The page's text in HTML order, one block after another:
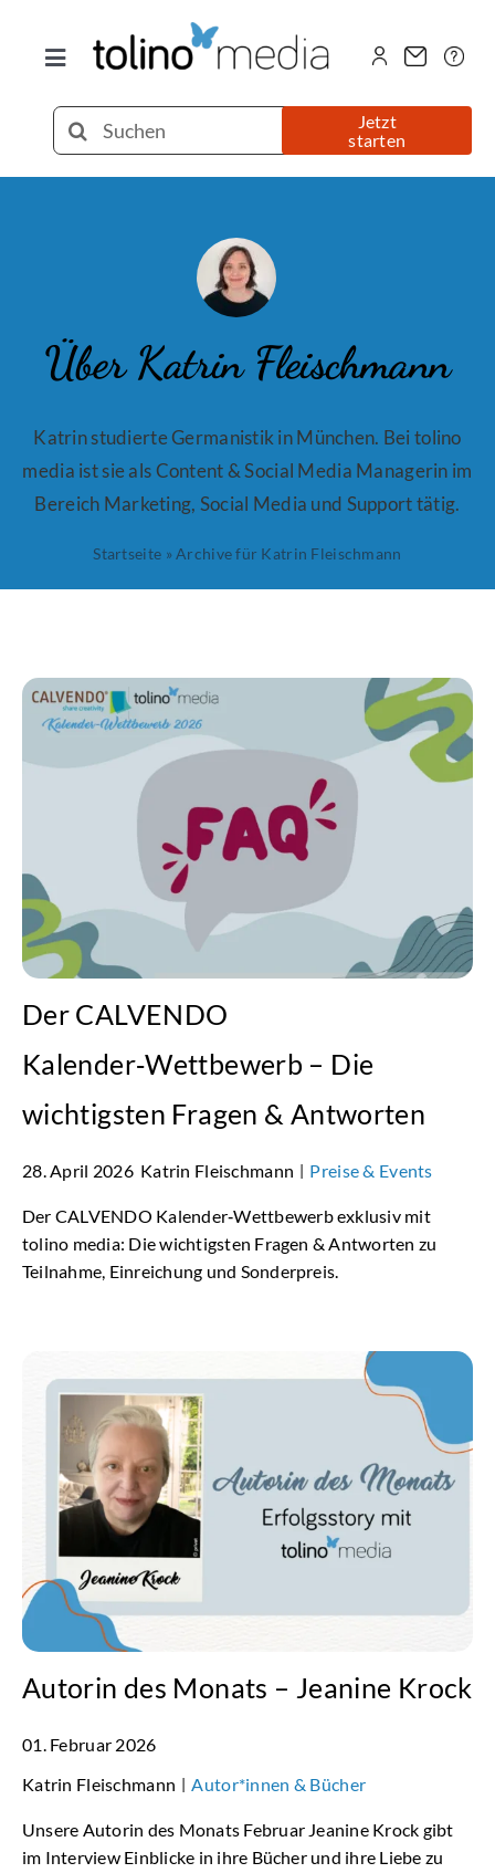
Inhalt
Toggle
Selfpublishing
Hörbuch
Blog
Suche
nach:
Jetzt
starten
Über Katrin Fleischmann
Katrin studierte Germanistik in München. Bei tolino
media ist sie als Content & Social Media Managerin im
Bereich Marketing, Social Media und Support tätig.
Startseite »Archive für Katrin Fleischmann
Der CALVENDO
Kalender‑Wettbewerb – Die
wichtigsten Fragen & Antworten
28. April 2026 Katrin Fleischmann | Preise & Events
Der CALVENDO Kalender‑Wettbewerb exklusiv mit
tolino media: Die wichtigsten Fragen & Antworten zu
Teilnahme, Einreichung und Sonderpreis.
Autorin des Monats – Jeanine Krock
01. Februar 2026
Katrin Fleischmann | Autor*innen & Bücher
Unsere Autorin des Monats Februar Jeanine Krock gibt
im Interview Einblicke in ihre Bücher und ihre Liebe zu